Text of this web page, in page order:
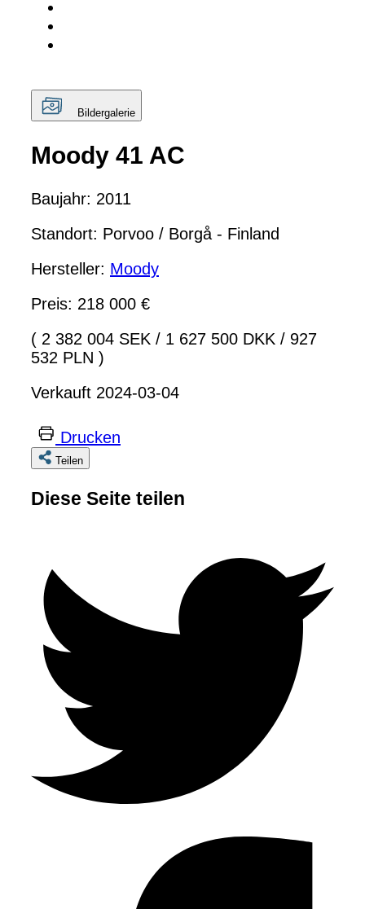
Bildergalerie
Moody 41 AC
Baujahr: 2011
Standort: Porvoo / Borgå - Finland
Hersteller: Moody
Preis: 218 000 €
( 2 382 004 SEK / 1 627 500 DKK / 927
532 PLN )
Verkauft 2024-03-04
Drucken
Teilen
Diese Seite teilen